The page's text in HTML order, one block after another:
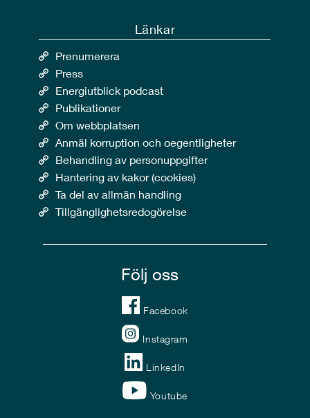
Länkar
Prenumerera
Press
Energiutblick podcast
Publikationer
Om webbplatsen
Anmäl korruption och oegentligheter
Behandling av personuppgifter
Hantering av kakor (cookies)
Ta del av allmän handling
Tillgänglighetsredogörelse
Följ oss
Facebook
Instagram
LinkedIn
Youtube